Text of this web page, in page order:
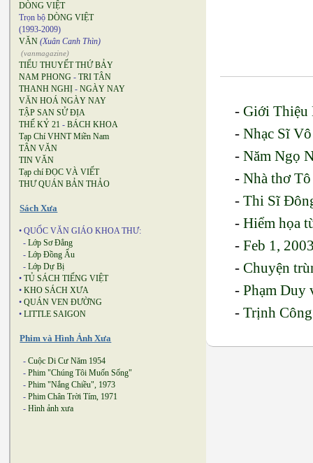
DÒNG VIỆT
Trọn bộ DÒNG VIỆT
(1993-2009)
VĂN (Xuân Canh Thìn)
(vanmagazine)
TIỂU THUYẾT THỨ BẢY
NAM PHONG - TRI TÂN
THANH NGHỊ - NGÀY NAY
VĂN HOÁ NGÀY NAY
TẬP SAN SỬ ĐỊA
THẾ KỶ 21 - BÁCH KHOA
Tạp Chí VHNT Miền Nam
TÂN VĂN
TIN VĂN
Tạp chí ĐỌC VÀ VIẾT
THƯ QUÁN BẢN THẢO
Sách Xưa
• QUỐC VĂN GIÁO KHOA THƯ:
- Lớp Sơ Đẳng
- Lớp Đồng Ấu
- Lớp Dự Bị
• TỦ SÁCH TIẾNG VIỆT
• KHO SÁCH XƯA
• QUÁN VEN ĐƯỜNG
• LITTLE SAIGON
Phim và Hình Ảnh Xưa
- Cuộc Di Cư Năm 1954
- Phim "Chúng Tôi Muốn Sống"
- Phim "Nắng Chiều", 1973
- Phim Chân Trời Tím, 1971
- Hình ảnh xưa
-Giới Thiệu
-Nhạc Sĩ
-Năm Ngọ
-Nhà thơ
-Thi Sĩ
-Hiểm họa
-Feb 1,
-Chuyện
-Phạm Duy
-Trịnh